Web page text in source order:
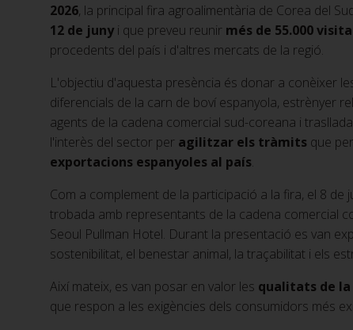
2026, la principal fira agroalimentària de Corea del
12 de juny i que preveu reunir més de 55.000
procedents del país i d'altres mercats de la regió.
L'objectiu d'aquesta presència és donar a conèixer
diferencials de la carn de boví espanyola, estrènyer
agents de la cadena comercial sud-coreana i
l'interès del sector per agilitzar els tràmits que
exportacions espanyoles al país.
Com a complement de la participació a la fira, el 8 de
trobada amb representants de la cadena comercial
Seoul Pullman Hotel. Durant la presentació es van
sostenibilitat, el benestar animal, la traçabilitat i els
Així mateix, es van posar en valor les qualitats de la
que respon a les exigències dels consumidors més